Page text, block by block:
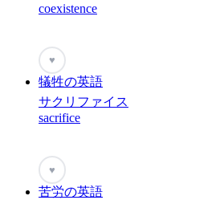
coexistence
♥
犠牲の英語
サクリファイス
sacrifice
♥
苦労の英語